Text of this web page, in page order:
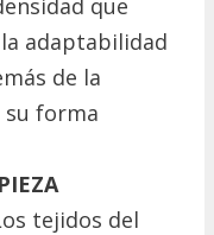
adaptabilidad
de la
su forma
tejidos del